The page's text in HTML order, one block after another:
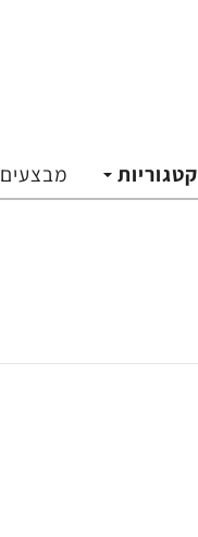
קטגוריות מבצעים